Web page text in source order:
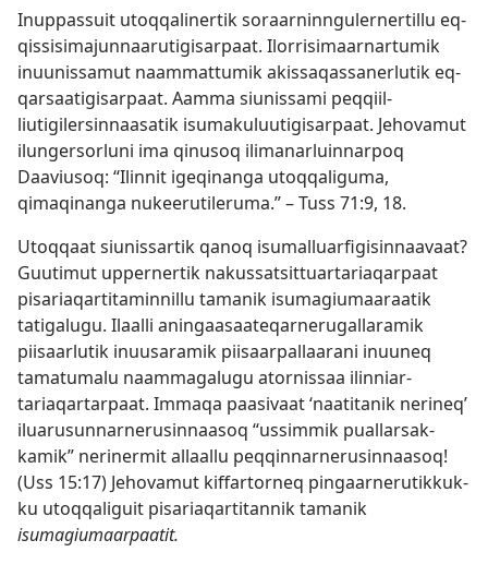
Inup­pas­suit utoq­qaliner­tik soraar­nin­nguler­ner­til­lu eq­
qis­sisimajun­naarutigisar­paat. Ilorrisimaar­nar­tumik
inuunis­samut naam­mat­tumik akis­saqas­sanerlutik eq­
qarsaatigisar­paat. Aam­ma siunis­sami peq­qiil­
liutigilersin­naasatik isumakuluutigisar­paat. Jehovamut
ilungersorluni ima qinusoq ilimanarluin­nar­poq
Daaviusoq: “Ilin­nit igeqinanga utoq­qaliguma,
qimaqinanga nukeerutileruma.” –Tuss 71:9, 18.
Utoq­qaat siunis­sar­tik qanoq isumal­luarfigisin­naavaat?
Guutimut up­per­ner­tik nakus­satsit­tuar­tariaqar­paat
pisariaqar­titamin­nil­lu tamanik isumagiumaaraatik
tatigalugu. Ilaal­li aningaasaateqar­nerugal­laramik
piisaarlutik inuusaramik piisaar­pal­laarani inuuneq
tamatumalu naam­magalugu ator­nis­saa ilin­niar­
tariaqar­tar­paat. Im­maqa paasivaat ‘naatitanik nerineq’
iluarusun­nar­nerusin­naasoq “us­sim­mik pual­larsak­
kamik” nerinermit al­laal­lu peq­qin­nar­nerusin­naasoq!
(Uss 15:17) Jehovamut kif­far­tor­neq pingaar­nerutik­kuk­
ku utoq­qaliguit pisariaqar­titan­nik tamanik
isumagiumaarpaatit.